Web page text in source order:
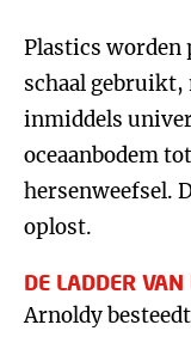
Plastics worden
schaal gebruikt,
inmiddels
oceaanbodem
hersenweefsel.
oplost.
DE LADDER
Arnoldy